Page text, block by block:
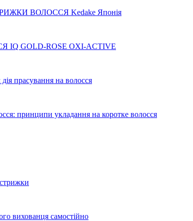
ВОЛОССЯ Kedake Японія
GOLD-ROSE OXI-ACTIVE
прасування на волосся
принципи укладання на коротке волосся
вихованця самостійно